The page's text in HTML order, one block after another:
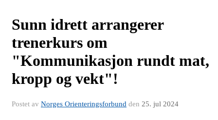
Sunn idrett arrangerer
trenerkurs om
"Kommunikasjon rundt mat,
kropp og vekt"!
Postet av Norges Orienteringsforbund den 25. jul 2024